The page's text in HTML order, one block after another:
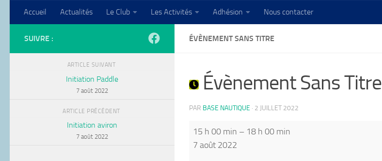
Skip to content
Accueil Actualités Le Club Les Activités Adhésion Nous contacter
ÉVÈNEMENT SANS TITRE
Évènement Sans Titre
PAR BASE NAUTIQUE · 2 JUILLET 2022
Évènement
Sans
15 h 00 min – 18 h 00 min
7 août 2022
SUIVRE :
ARTICLE SUIVANT
Initiation Paddle
7 août 2022
ARTICLE PRÉCÉDENT
Initiation aviron
7 août 2022